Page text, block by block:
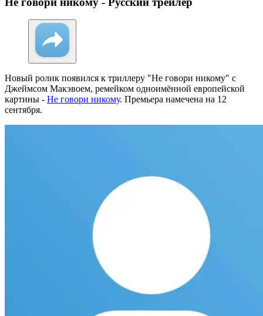
Новый ролик появился к триллеру "Не говори никому" с
Джеймсом Макэвоем, ремейком одноимённой европейской
картины - Не говори никому. Премьера намечена на 12
сентября.